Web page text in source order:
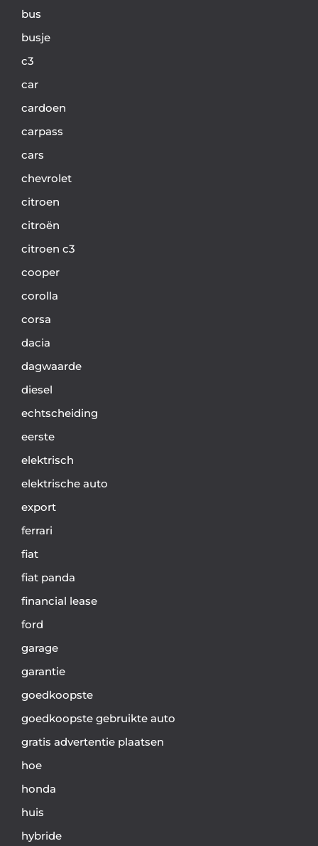
bus
busje
c3
car
cardoen
carpass
cars
chevrolet
citroen
citroën
citroen c3
cooper
corolla
corsa
dacia
dagwaarde
diesel
echtscheiding
eerste
elektrisch
elektrische auto
export
ferrari
fiat
fiat panda
financial lease
ford
garage
garantie
goedkoopste
goedkoopste gebruikte auto
gratis advertentie plaatsen
hoe
honda
huis
hybride